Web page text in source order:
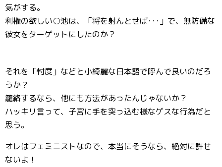
気がする。
利権の欲しい○池は、「将を射んとせば･･･」で、無防備な
彼女をターゲットにしたのか？
それを「忖度」などと小綺麗な日本語で呼んで良いのだろ
うか？
籠絡するなら、他にも方法があったんじゃないか？
ハッキリ言って、子宮に手を突っ込む様なゲスな行為だと
思う。
オレはフェミニストなので、本当にそうなら、絶対に許せ
ないよ！